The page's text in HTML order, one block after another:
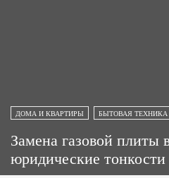
ДОМА И КВАРТИРЫ БЫТОВАЯ ТЕХНИКА
Замена газовой плиты
юридические тонкости